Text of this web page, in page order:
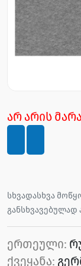
არ არის
სხვადასხვა
განსხვავებულად
ერთეული:
ქვეყანა: